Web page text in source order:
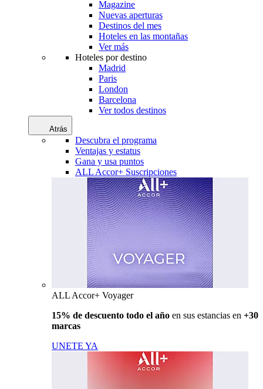
Magazine
Nuevas aperturas
Destinos del mes
Hoteles en las montañas
Ver más
Hoteles por destino
Madrid
Paris
London
Barcelona
Ver todos destinos
Atrás
Descubra el programa
Ventajas y estatus
Gana y usa puntos
ALL Accor+ Suscripciones
ALL Accor+ Voyager
15% de descuento todo el año en sus estancias en +30
marcas
UNETE YA